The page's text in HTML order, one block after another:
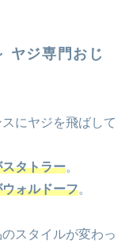
ヤジ専門おじ
にヤジを飛ばして
タトラー。
ォルドーフ。
スタイルが変わっ